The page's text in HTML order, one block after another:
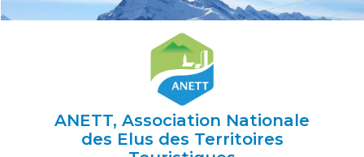
ANETT, Association Nationale
des Elus des Territoires